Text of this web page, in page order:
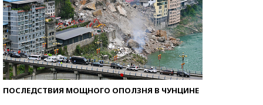
ПОСЛЕДСТВИЯ МОЩНОГО ОПОЛЗНЯ В ЧУНЦИНЕ